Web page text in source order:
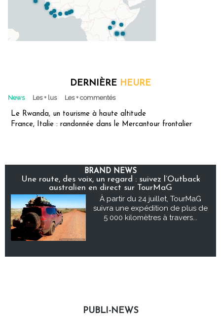
DERNIÈRE HEURE
News Les + lus Les + commentés
Le Rwanda, un tourisme à haute altitude
France, Italie : randonnée dans le Mercantour frontalier
BRAND NEWS
Une route, des voix, un regard : suivez l’Outback
australien en direct sur TourMaG
À partir du 24 juillet, TourMaG
suivra une expédition de plus de
5 000 kilomètres à travers...
PUBLI-NEWS